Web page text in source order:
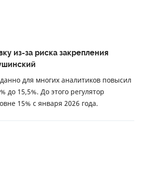
из-за риска закрепления
для многих аналитиков повысил
до 15,5%. До этого регулятор
15% с января 2026 года.